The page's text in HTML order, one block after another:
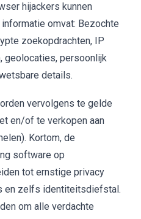
hijackers kunnen
omvat: Bezochte
zoekopdrachten, IP
geolocaties, persoonlijk
details.
vervolgens te gelde
en/of te verkopen aan
Kortom, de
software op
tot ernstige privacy
en zelfs identiteitsdiefstal.
om alle verdachte